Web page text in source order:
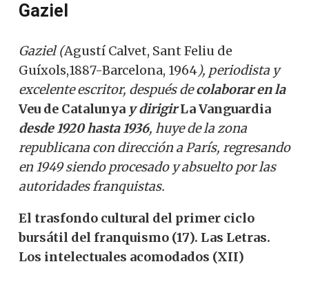
Gaziel
Gaziel (Agustí Calvet, Sant Feliu de
Guíxols,1887-Barcelona, 1964), periodista y
excelente escritor, después decolaborar en la
Veu de Catalunya y dirigirLa Vanguardia
desde 1920 hasta 1936, huye de la zona
republicana con dirección a París, regresando
en 1949 siendo procesado y absuelto por las
autoridades franquistas.
El trasfondo cultural del primer ciclo
bursátil del franquismo (17). Las Letras.
Los intelectuales acomodados (XII)